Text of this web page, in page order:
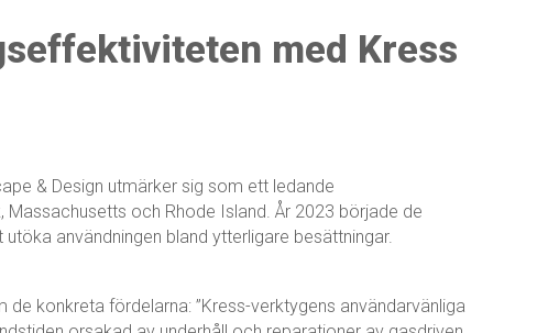
med Kress
& Design utmärker sig som ett ledande
och Rhode Island. År 2023 började de
användningen bland ytterligare besättningar.
konkreta fördelarna: ”Kress-verktygens användarvänliga